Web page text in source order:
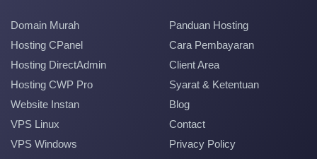
Domain Murah
Hosting CPanel
Hosting DirectAdmin
Hosting CWP Pro
Website Instan
VPS Linux
VPS Windows
Panduan Hosting
Cara Pembayaran
Client Area
Syarat & Ketentuan
Blog
Contact
Privacy Policy